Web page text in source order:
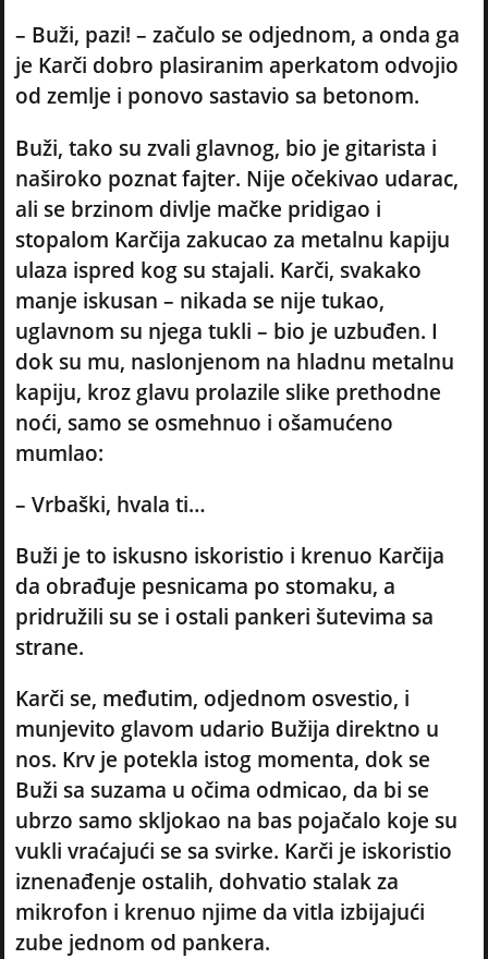
– Buži, pazi! – začulo se odjednom, a onda ga
je Karči dobro plasiranim aperkatom odvojio
od zemlje i ponovo sastavio sa betonom.
Buži, tako su zvali glavnog, bio je gitarista i
naširoko poznat fajter. Nije očekivao udarac,
ali se brzinom divlje mačke pridigao i
stopalom Karčija zakucao za metalnu kapiju
ulaza ispred kog su stajali. Karči, svakako
manje iskusan – nikada se nije tukao,
uglavnom su njega tukli – bio je uzbuđen. I
dok su mu, naslonjenom na hladnu metalnu
kapiju, kroz glavu prolazile slike prethodne
noći, samo se osmehnuo i ošamućeno
mumlao:
– Vrbaški, hvala ti…
Buži je to iskusno iskoristio i krenuo Karčija
da obrađuje pesnicama po stomaku, a
pridružili su se i ostali pankeri šutevima sa
strane.
Karči se, međutim, odjednom osvestio, i
munjevito glavom udario Bužija direktno u
nos. Krv je potekla istog momenta, dok se
Buži sa suzama u očima odmicao, da bi se
ubrzo samo skljokao na bas pojačalo koje su
vukli vraćajući se sa svirke. Karči je iskoristio
iznenađenje ostalih, dohvatio stalak za
mikrofon i krenuo njime da vitla izbijajući
zube jednom od pankera.